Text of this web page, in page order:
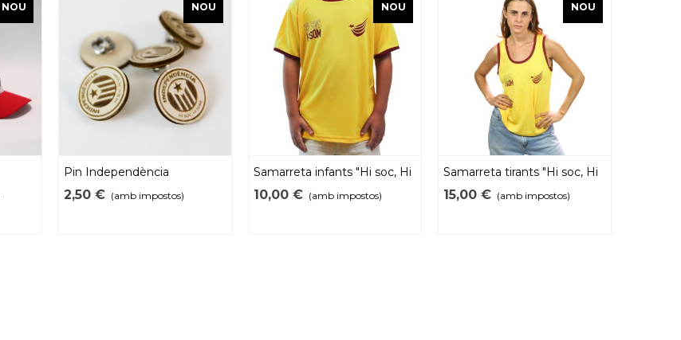
NOU NOU
Pin Independència
2,50 € (amb impostos)
NOU
Samarreta infants "Hi soc, Hi
som" 2026
10,00 € (amb impostos)
NOU
Samarreta tirants "Hi soc, Hi
som" 2026
15,00 € (amb impostos)